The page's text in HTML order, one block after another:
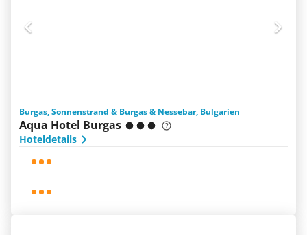
Burgas, Sonnenstrand & Burgas & Nessebar, Bulgarien
Aqua Hotel Burgas
Hoteldetails